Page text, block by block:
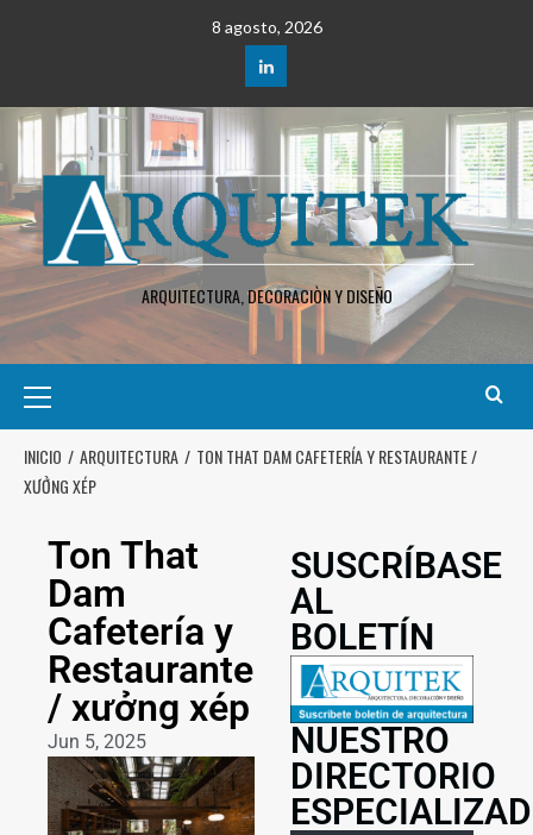
8 agosto, 2026
ARQUITECTURA, DECORACIÒN Y DISEÑO
INICIO ARQUITECTURA
TON THAT DAM CAFETERÍA Y RESTAURANTE /
XƯỞNG XÉP
Ton That
Dam
Cafetería y
Restaurante
/ xưởng xép
Jun 5, 2025
SUSCRÍBASE
AL
BOLETÍN
NUESTRO
DIRECTORIO